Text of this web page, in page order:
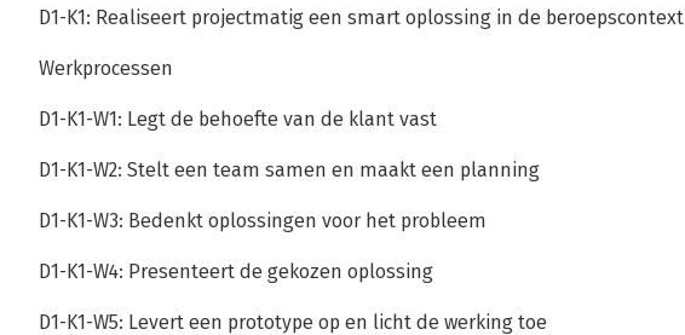
D1-K1: Realiseert projectmatig een smart oplossing in de beroepscontext
Werkprocessen
D1-K1-W1: Legt de behoefte van de klant vast
D1-K1-W2: Stelt een team samen en maakt een planning
D1-K1-W3: Bedenkt oplossingen voor het probleem
D1-K1-W4: Presenteert de gekozen oplossing
D1-K1-W5: Levert een prototype op en licht de werking toe